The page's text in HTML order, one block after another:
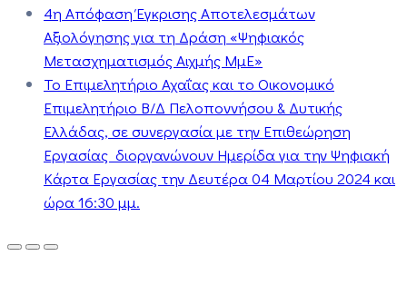
4η Απόφαση Έγκρισης Αποτελεσμάτων
Αξιολόγησης για τη Δράση «Ψηφιακός
Μετασχηματισμός Αιχμής ΜμΕ»
Το Επιμελητήριο Αχαΐας και το Οικονομικό
Επιμελητήριο Β/Δ Πελοποννήσου & Δυτικής
Ελλάδας, σε συνεργασία με την Επιθεώρηση
Εργασίας διοργανώνουν Ημερίδα για την Ψηφιακή
Κάρτα Εργασίας την Δευτέρα 04 Μαρτίου 2024 και
ώρα 16:30 μμ.